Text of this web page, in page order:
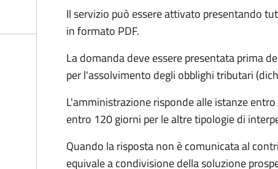
Il servizio può essere attivato presentando
in formato PDF.
La domanda deve essere presentata prima
per l'assolvimento degli obblighi tributari
L'amministrazione risponde alle istanze
entro 120 giorni per le altre tipologie di
Quando la risposta non è comunicata al
equivale a condivisione della soluzione